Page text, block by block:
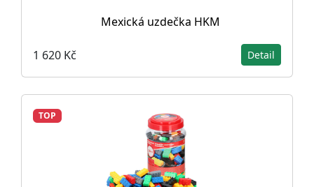
Mexická uzdečka HKM
1 620 Kč Detail
TOP